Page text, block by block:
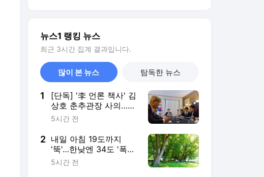
뉴스1 랭킹 뉴스
최근 3시간 집계 결과입니다.
많이 본 뉴스 탐독한 뉴스
1
[단독] '李 언론 책사' 김
상호 춘추관장 사의…경
기·성남 '맏형' 용퇴
5시간 전
2 내일 아침 19도까지
'뚝'…한낮엔 34도 '폭염·
열대야' 계속
5시간 전